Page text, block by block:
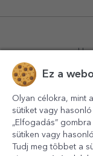
powered
Ez a
Olyan célokra, mint
sütiket vagy
„Elfogadás”
sütiken vagy
Tudj meg többet a